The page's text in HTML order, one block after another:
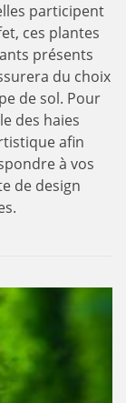
participent
ces plantes
présents
du choix
de sol. Pour
des haies
afin
à vos
de design